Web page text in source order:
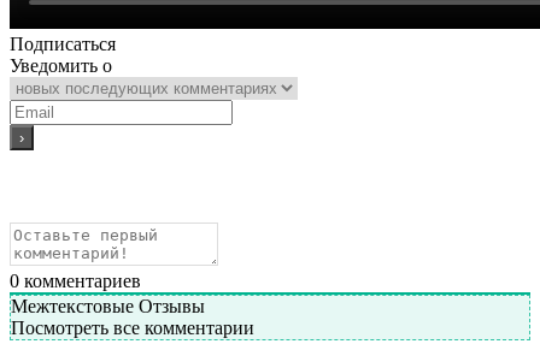
Подписаться
Уведомить о
0 комментариев
Межтекстовые Отзывы
Посмотреть все комментарии